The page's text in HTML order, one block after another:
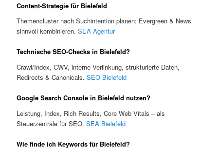
Content-Strategie für Bielefeld
Themencluster nach Suchintention planen; Evergreen & News
sinnvoll kombinieren.SEA Agentur
Technische SEO-Checks in Bielefeld?
Crawl/Index, CWV, interne Verlinkung, strukturierte Daten,
Redirects & Canonicals.SEO Bielefeld
Google Search Console in Bielefeld nutzen?
Leistung, Index, Rich Results, Core Web Vitals – als
Steuerzentrale für SEO.SEA Bielefeld
Wie finde ich Keywords für Bielefeld?